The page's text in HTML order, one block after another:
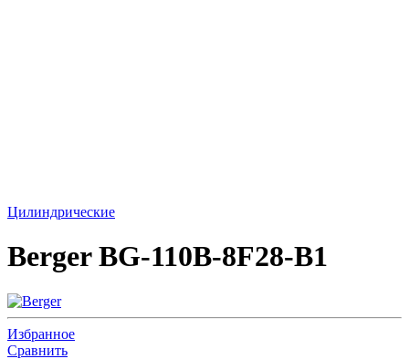
Цилиндрические
Berger BG-110B-8F28-B1
Избранное
Сравнить